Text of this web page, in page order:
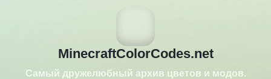
MinecraftColorCodes.net
Самый дружелюбный архив цветов и модов.